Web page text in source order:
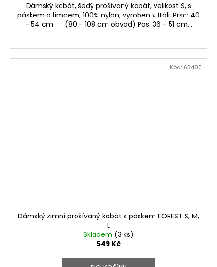
Dámský kabát, šedý prošívaný kabát, velikost S, s
páskem a límcem, 100% nylon, vyroben v Itálii Prsa: 40
- 54 cm (80 - 108 cm obvod) Pas: 36 - 51 cm...
Dámský zimní prošívaný kabát s páskem FOREST S, M,
L
Skladem (3 ks)
549 Kč
Kód: 63485